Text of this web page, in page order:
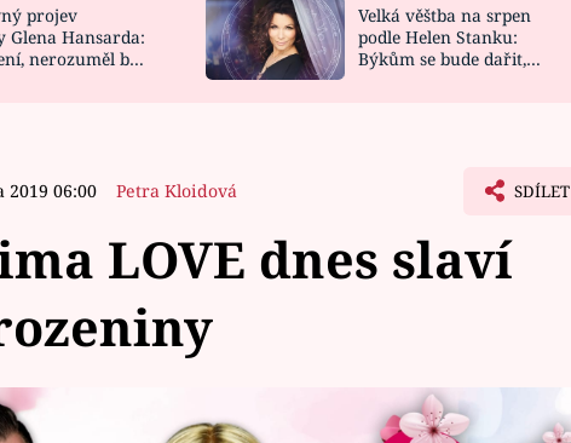
NOVINKY
VIDEORECEPTY
projev
Glena Hansarda:
nerozuměl by
Velká věštba na srpen
podle Helen Stanku:
Býkům se bude dařit,
2019 06:00 Petra Kloidová SDÍLET
LOVE dnes slaví